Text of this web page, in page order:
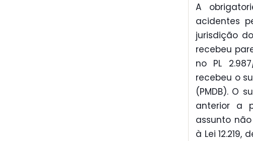
A
acidentes
jurisdição
recebeu
no PL
recebeu o
(PMDB). O
anterior a
assunto
à Lei